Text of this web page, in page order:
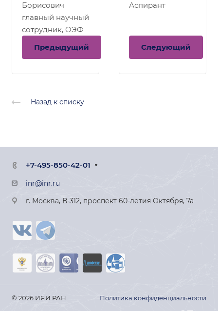
Борисович
главный научный
сотрудник, ОЭФ
Предыдущий
Аспирант
Следующий
Назад к списку
+7-495-850-42-01
inr@inr.ru
г. Москва, В-312, проспект 60-летия Октября, 7а
© 2026 ИЯИ РАН Политика конфиденциальности